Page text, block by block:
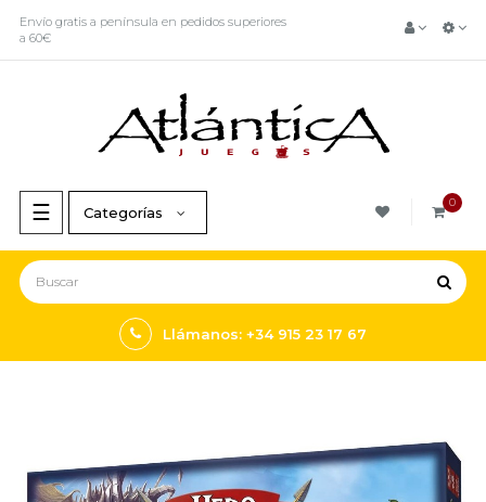
Envío gratis a península en pedidos superiores
a 60€
Navegación
de
palanca
☰ 0
Categorías
Llámanos: +34 915 23 17 67